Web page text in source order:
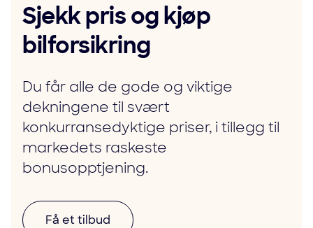
Sjekk pris og kjøp
bilforsikring
Du får alle de gode og viktige
dekningene til svært
konkurransedyktige priser, i tillegg til
markedets raskeste
bonusopptjening.
Få et tilbud